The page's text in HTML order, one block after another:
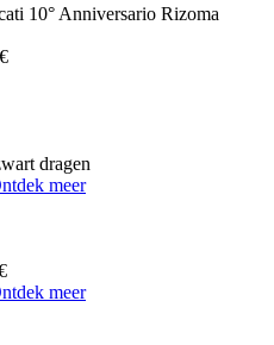
10° Anniversario Rizoma
dragen
meer
meer